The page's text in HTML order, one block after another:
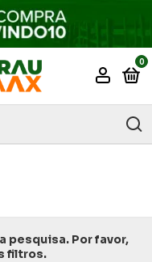
0
pesquisa. Por favor,
filtros.